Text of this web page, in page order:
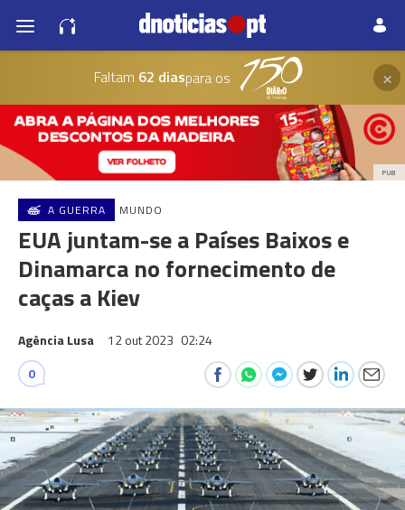
Faltam 62 diaspara os ×
PUB
A GUERRA MUNDO
EUA juntam-se a Países Baixos e
Dinamarca no fornecimento de
caças a Kiev
Agência Lusa 12 out 2023 02:24
0